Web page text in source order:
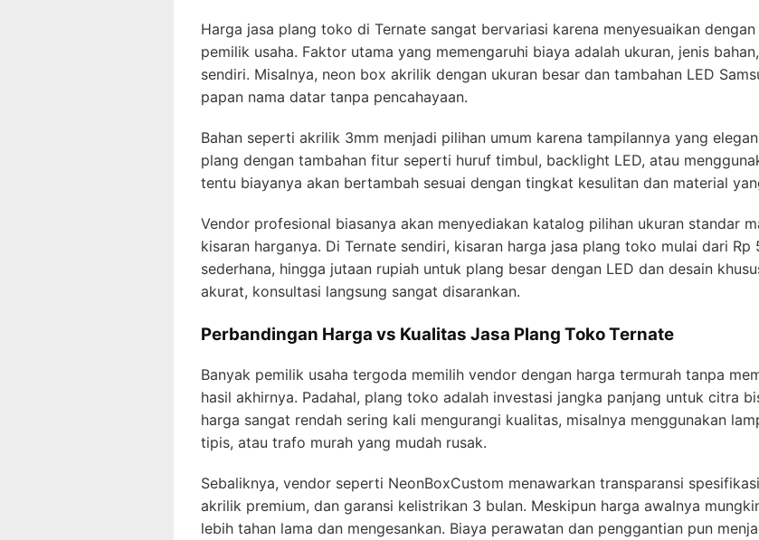
Harga jasa plang toko di Ternate sangat bervariasi karena menyesuaikan
pemilik usaha. Faktor utama yang memengaruhi biaya adalah ukuran, jenis
sendiri. Misalnya, neon box akrilik dengan ukuran besar dan tambahan LED
papan nama datar tanpa pencahayaan.
Bahan seperti akrilik 3mm menjadi pilihan umum karena tampilannya yang
plang dengan tambahan fitur seperti huruf timbul, backlight LED, atau
tentu biayanya akan bertambah sesuai dengan tingkat kesulitan dan material
Vendor profesional biasanya akan menyediakan katalog pilihan ukuran standar
kisaran harganya. Di Ternate sendiri, kisaran harga jasa plang toko mulai dari
sederhana, hingga jutaan rupiah untuk plang besar dengan LED dan desain
akurat, konsultasi langsung sangat disarankan.
Perbandingan Harga vs Kualitas Jasa Plang Toko Ternate
Banyak pemilik usaha tergoda memilih vendor dengan harga termurah tanpa
hasil akhirnya. Padahal, plang toko adalah investasi jangka panjang untuk citra
harga sangat rendah sering kali mengurangi kualitas, misalnya menggunakan
tipis, atau trafo murah yang mudah rusak.
Sebaliknya, vendor seperti NeonBoxCustom menawarkan transparansi
akrilik premium, dan garansi kelistrikan 3 bulan. Meskipun harga awalnya
lebih tahan lama dan mengesankan. Biaya perawatan dan penggantian pun